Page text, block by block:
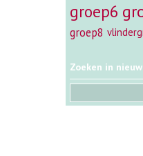
groep6
groep8
Zoeken in